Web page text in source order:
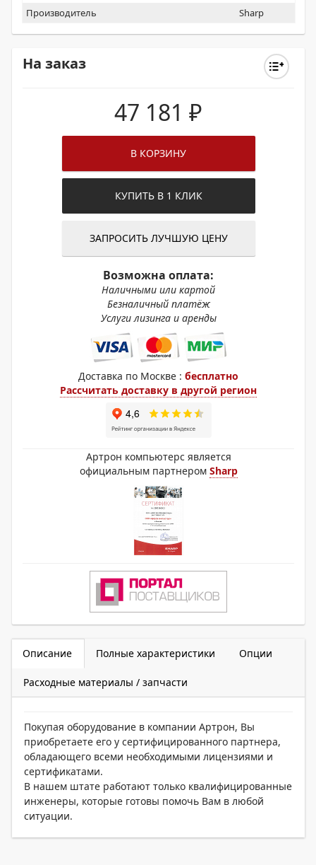
Производитель
Sharp
На заказ
47 181 ₽
В КОРЗИНУ
КУПИТЬ В 1 КЛИК
ЗАПРОСИТЬ ЛУЧШУЮ ЦЕНУ
Возможна оплата:
Наличными или картой
Безналичный платёж
Услуги лизинга и аренды
Доставка по Москве : бесплатно
Рассчитать доставку в другой регион
Артрон компьютерс является
официальным партнером Sharp
Описание Полные характеристики Опции
Расходные материалы / запчасти
Покупая оборудование в компании Артрон, Вы
приобретаете его у сертифицированного партнера,
обладающего всеми необходимыми лицензиями и
сертификатами.
В нашем штате работают только квалифицированные
инженеры, которые готовы помочь Вам в любой
ситуации.